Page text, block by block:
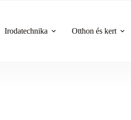
Irodatechnika Otthon és kert